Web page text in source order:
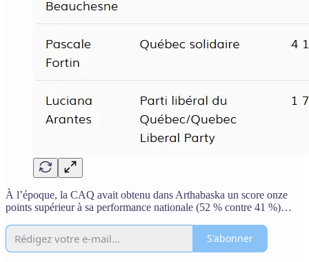
À l’époque, la CAQ avait obtenu dans Arthabaska un score onze
points supérieur à sa performance nationale (52 % contre 41 %)…
S'abonner